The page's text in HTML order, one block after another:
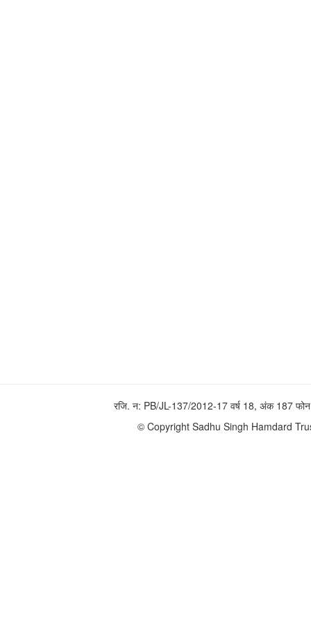
रजि. न: PB/JL-137/2012-17 वर्ष 18, अंक 187
© Copyright Sadhu Singh Hamdard